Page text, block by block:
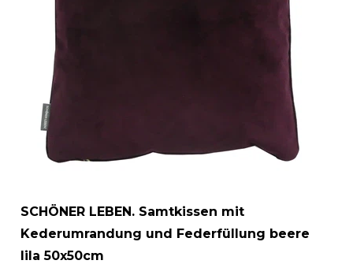
SCHÖNER LEBEN. Samtkissen mit
Kederumrandung und Federfüllung beere
lila 50x50cm